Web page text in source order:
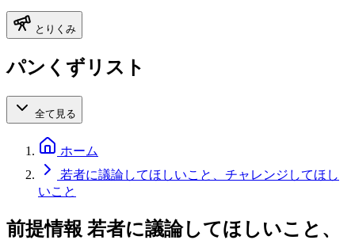
とりくみ
パンくずリスト
全て見る
ホーム
若者に議論してほしいこと、チャレンジしてほし
いこと
前提情報 若者に議論してほしいこと、